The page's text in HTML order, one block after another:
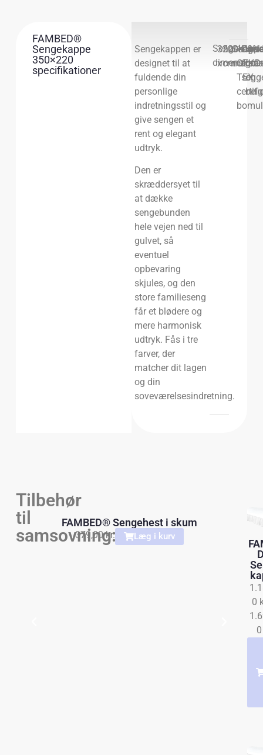
FAMBED®
Sengekappe
350×220
specifikationer
Sengekappen er
designet til at
fuldende din
personlige
indretningsstil og
give sengen et
rent og elegant
udtryk.
Den er
skræddersyet til
at dække
sengebunden
hele vejen ned til
gulvet, så
eventuel
opbevaring
skjules, og den
store familieseng
får et blødere og
mere harmonisk
udtryk. Fås i tre
farver, der
matcher dit lagen
og din
soveværelsesindretning.
350
x
220
cm
100%
OEKO-
TEX
for
grå
og
Tilbehør
til
samsovning:
FAMBED® Sengehest i skum
379,00kr. Læg i kurv
0